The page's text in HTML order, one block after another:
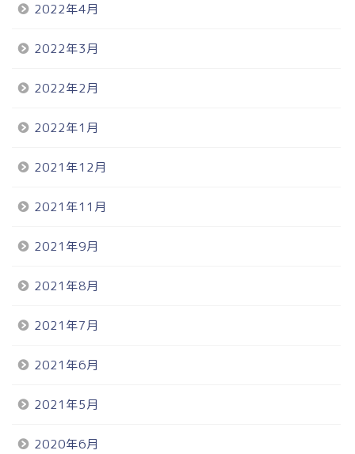
2022年4月
2022年3月
2022年2月
2022年1月
2021年12月
2021年11月
2021年9月
2021年8月
2021年7月
2021年6月
2021年5月
2020年6月